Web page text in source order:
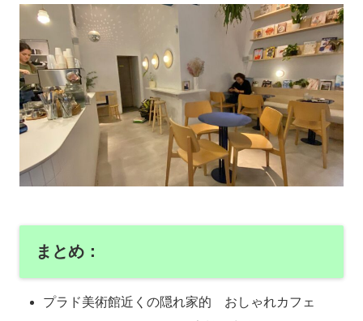
まとめ：
プラド美術館近くの隠れ家的 おしゃれカフェ